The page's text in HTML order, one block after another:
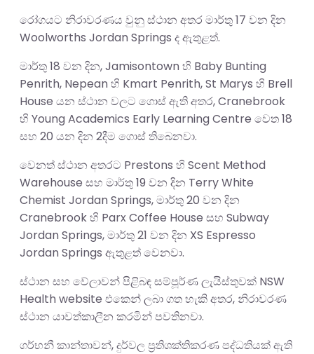
රෝගයට නිරාවරණය වුනු ස්ථාන අතර මාර්තු 17 වන දින
Woolworths Jordan Springs ද ඇතුළත්.
මාර්තු 18 වන දින, Jamisontown හි Baby Bunting
Penrith, Nepean හි Kmart Penrith, St Marys හි Brell
House යන ස්ථාන වලට ගොස් ඇති අතර, Cranebrook
හි Young Academics Early Learning Centre වෙත 18
සහ 20 යන දින 2දීම ගොස් තිබෙනවා.
වෙනත් ස්ථාන අතරට Prestons හි Scent Method
Warehouse සහ මාර්තු 19 වන දින Terry White
Chemist Jordan Springs, මාර්තු 20 වන දින
Cranebrook හි Parx Coffee House සහ Subway
Jordan Springs, මාර්තු 21 වන දින XS Espresso
Jordan Springs ඇතුළත් වෙනවා.
ස්ථාන සහ වේලාවන් පිළිබඳ සම්පූර්ණ ලැයිස්තුවක් NSW
Health website එකෙන් ලබා ගත හැකි අතර, නිරාවරණ
ස්ථාන යාවත්කාලීන කරමින් පවතිනවා.
ගර්භනී කාන්තාවන්, දුර්වල ප්‍රතිශක්තිකරණ පද්ධතියක් ඇති